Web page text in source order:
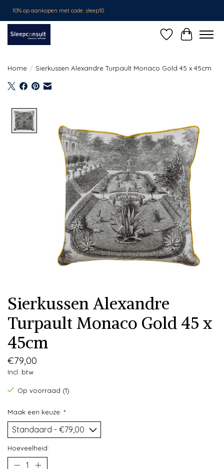
10% op aankopen met code: sleep10
Verlanglijst
Home / Sierkussen Alexandre Turpault Monaco Gold 45 x 45cm
Sierkussen Alexandre
Turpault Monaco Gold 45 x
45cm
€79,00
Incl. btw
Op voorraad (1)
Maak een keuze: *
Hoeveelheid: